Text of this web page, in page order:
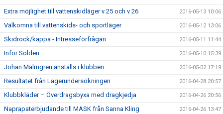
Extra möjlighet till vattenskidläger v 25 och v 26 2016-05-13 10:06
Välkomna till vattenskids- och sportläger 2016-05-12 13:06
Skidrock/kappa - Intresseförfrågan 2016-05-11 11:44
Inför Sölden 2016-05-10 15:39
Johan Malmgren anställs i klubben 2016-05-02 17:19
Resultatet från Lägerundersökningen 2016-04-28 20:57
Klubbkläder – Överdragsbyxa med dragkjedja 2016-04-26 20:56
Naprapaterbjudande till MASK från Sanna Kling 2016-04-26 13:47